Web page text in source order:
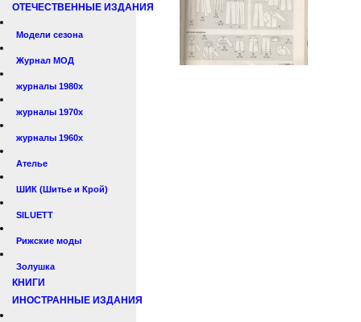
ОТЕЧЕСТВЕННЫЕ ИЗДАНИЯ
Модели сезона
Журнал МОД
журналы 1980х
журналы 1970х
журналы 1960х
Ателье
ШИК (Шитье и Крой)
SILUETT
Рижские моды
Золушка
КНИГИ
ИНОСТРАННЫЕ ИЗДАНИЯ